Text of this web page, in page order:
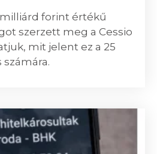
forint értékű
szerzett meg a Cessio
mit jelent ez a 25